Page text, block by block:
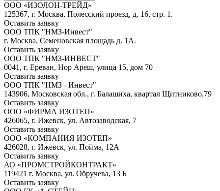
OOO «ИЗОЛОН-ТРЕЙД»
125367, г. Москва, Полесский проезд, д. 16, стр. 1.
Оставить заявку
ООО ТПК "НМЗ-Инвест"
г. Москва, Семеновская площадь д. 1А.
Оставить заявку
ООО ТПК "НМЗ-ИНВЕСТ"
0041, г. Ереван, Нор Ареш, улица 15, дом 70
Оставить заявку
ООО ТПК "НМЗ - Инвест"
143906, Московская обл., г. Балашиха, квартал Щитниково,79
Оставить заявку
ООО «ФИРМА ИЗОТЕП»
426065, г. Ижевск, ул. Автозаводская, 7
Оставить заявку
ООО «КОМПАНИЯ ИЗОТЕП»
426028, г. Ижевск, ул. Пойма, 12А
Оставить заявку
АО «ПРОМСТРОЙКОНТРАКТ»
119421 г. Москва, ул. Обручева, 13 Б
Оставить заявку